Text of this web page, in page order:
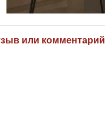
или комментарий